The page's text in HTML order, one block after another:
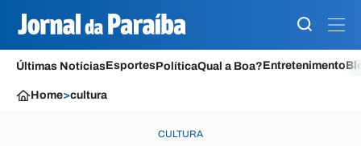
Últimas NotíciasEsportesPolíticaQual a Boa?Entretenimento
Home>cultura
CULTURA